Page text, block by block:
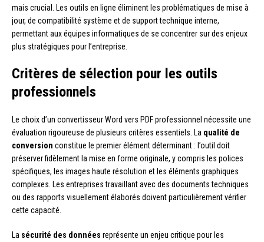
mais crucial. Les outils en ligne éliminent les problématiques de mise à
jour, de compatibilité système et de support technique interne,
permettant aux équipes informatiques de se concentrer sur des enjeux
plus stratégiques pour l’entreprise.
Critères de sélection pour les outils
professionnels
Le choix d’un convertisseur Word vers PDF professionnel nécessite une
évaluation rigoureuse de plusieurs critères essentiels. La qualité de
conversion constitue le premier élément déterminant : l’outil doit
préserver fidèlement la mise en forme originale, y compris les polices
spécifiques, les images haute résolution et les éléments graphiques
complexes. Les entreprises travaillant avec des documents techniques
ou des rapports visuellement élaborés doivent particulièrement vérifier
cette capacité.
La sécurité des données représente un enjeu critique pour les